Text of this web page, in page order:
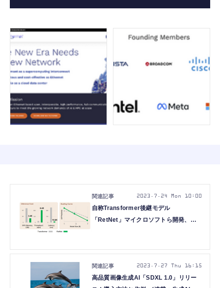
自称Transformer後継モデル
「RetNet」マイクロソフトら開発、脳
解説（生成AIウィークリー）
2023.7.24 Mon 10:00
高品質画像生成AI「SDXL 1.0」リリー
2023.7.27 Thu 16:15